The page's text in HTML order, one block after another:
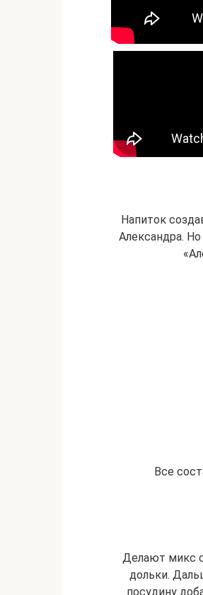
Напиток
Александра.
Все
Делают микс
дольки.
посудину